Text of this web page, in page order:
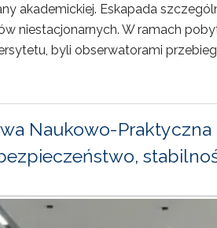
akademickiej. Eskapada
niestacjonarnych. W ramach
byli obserwatorami
Naukowo-Praktyczna